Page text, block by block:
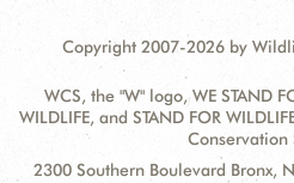
Copyright 2007-2026 by
WCS, the "W" logo, WE STAND
WILDLIFE, and STAND FOR
Conservation
Contact
Address:
2300 Southern Boulevard Bronx,